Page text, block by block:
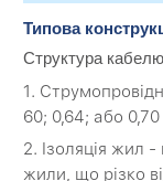
Типова
Структура кабелю
1.
60; 0,64; або
2. Ізоляція жил -
жили, що різко